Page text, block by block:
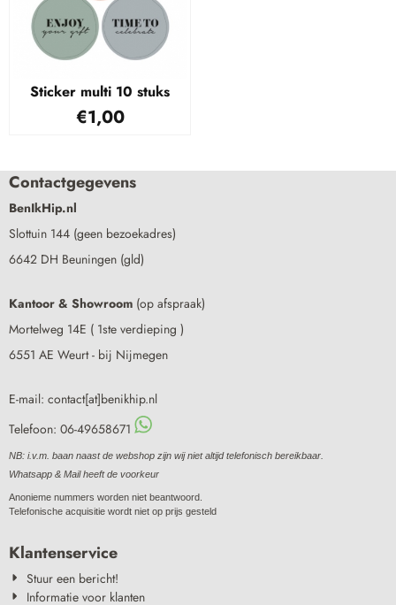
Sticker multi 10 stuks
€1,00
Contactgegevens
BenIkHip.nl
Slottuin 144 (geen bezoekadres)
6642 DH Beuningen (gld)
Kantoor & Showroom (op afspraak)
Mortelweg 14E ( 1ste verdieping )
6551 AE Weurt - bij Nijmegen
E-mail: contact[at]benikhip.nl
Telefoon: 06-49658671
NB: i.v.m. baan naast de webshop zijn wij niet altijd telefonisch bereikbaar.
Whatsapp & Mail heeft de voorkeur
Anonieme nummers worden niet beantwoord.
Telefonische acquisitie wordt niet op prijs gesteld
Klantenservice
Stuur een bericht!
Informatie voor klanten